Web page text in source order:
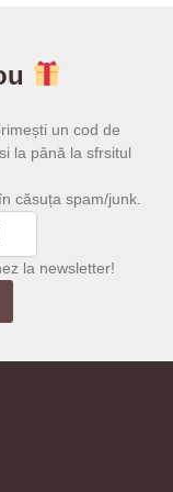
un cod de
la până la sfrsitul
căsuța spam/junk.
la newsletter!